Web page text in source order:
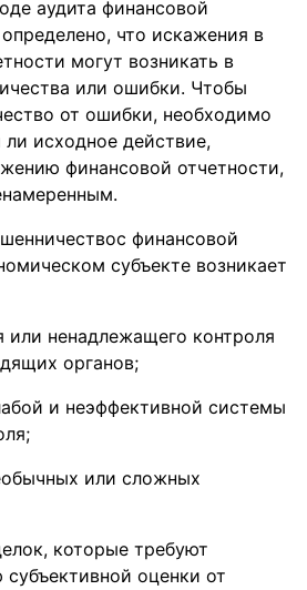
аудита финансовой
что искажения в
могут возникать в
или ошибки. Чтобы
от ошибки, необходимо
ли исходное действие,
финансовой отчетности,
финансовой
субъекте возникает
или ненадлежащего контроля
органов;
и неэффективной системы
или сложных
которые требуют
оценки от